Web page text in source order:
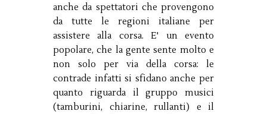
anche da spettatori che provengono
da tutte le regioni italiane per
assistere alla corsa. E' un evento
popolare, che la gente sente molto e
non solo per via della corsa: le
contrade infatti si sfidano anche per
quanto riguarda il gruppo musici
(tamburini, chiarine, rullanti) e il